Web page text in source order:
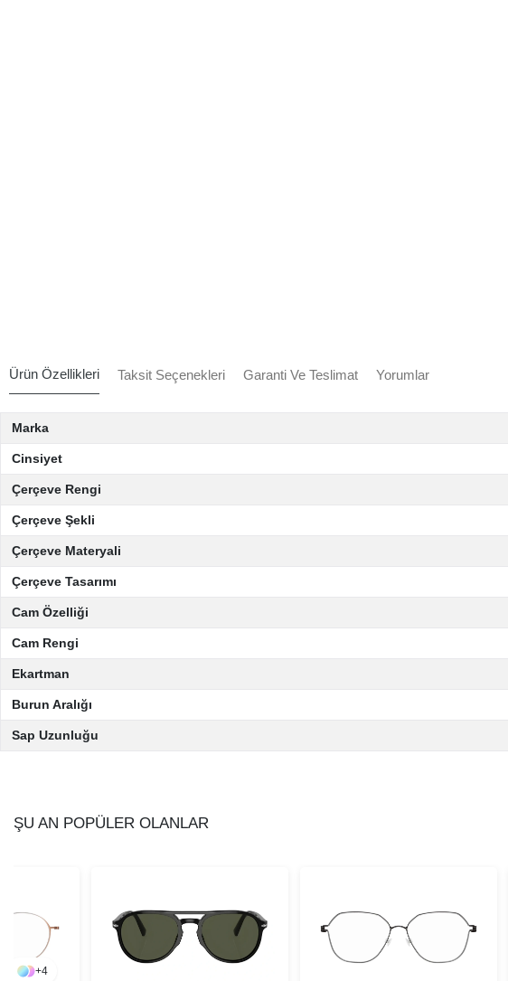
Ürün Özellikleri Taksit Seçenekleri Garanti Ve Teslimat Yorumlar
Marka
Cinsiyet
Çerçeve Rengi
Çerçeve Şekli
Çerçeve Materyali
Çerçeve Tasarımı
Cam Özelliği
Cam Rengi
Ekartman
Burun Aralığı
Sap Uzunluğu
ŞU AN POPÜLER OLANLAR
+4